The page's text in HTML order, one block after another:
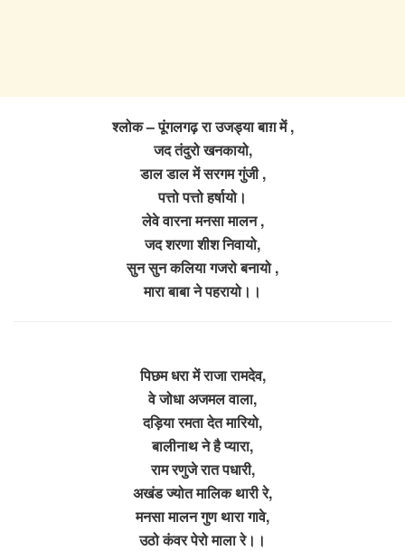
श्लोक – पूंगलगढ़ रा उजड्या बाग़ में ,
जद तंदुरो खनकायो,
डाल डाल में सरगम गुंजी ,
पत्तो पत्तो हर्षायो।
लेवे वारना मनसा मालन ,
जद शरणा शीश निवायो,
सुन सुन कलिया गजरो बनायो ,
मारा बाबा ने पहरायो।।
पिछम धरा में राजा रामदेव,
वे जोधा अजमल वाला,
दड़िया रमता देत मारियो,
बालीनाथ ने है प्यारा,
राम रणुजे रात पधारी,
अखंड ज्योत मालिक थारी रे,
मनसा मालन गुण थारा गावे,
उठो कंवर पेरो माला रे।।